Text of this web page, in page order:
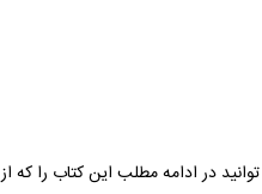
در ادامه مطلب این کتاب را که از